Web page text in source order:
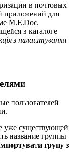
в почтовых
приложений для
M.E.Doc.
в каталоге
з налаштування
пользователей
уже существующей
название группы
групу з